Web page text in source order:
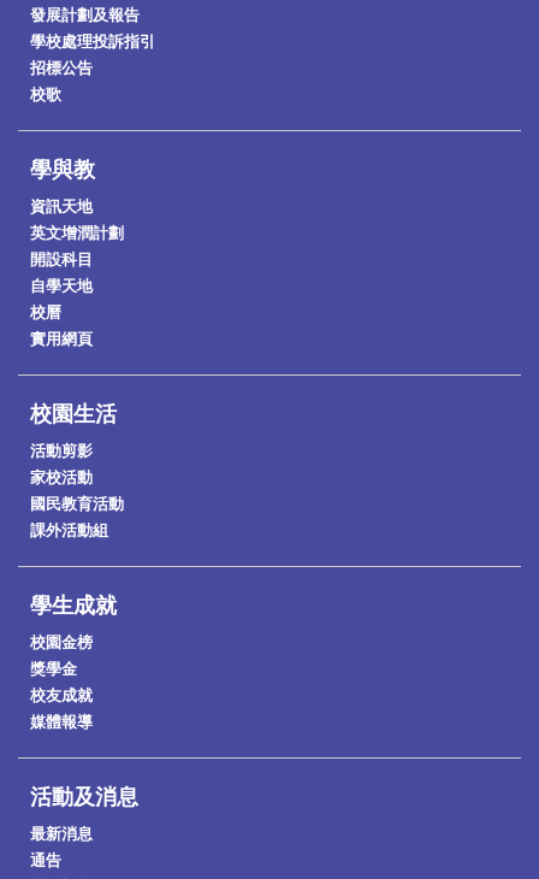
發展計劃及報告
學校處理投訴指引
招標公告
校歌
學與教
資訊天地
英文增潤計劃
開設科目
自學天地
校曆
實用網頁
校園生活
活動剪影
家校活動
國民教育活動
課外活動組
學生成就
校園金榜
獎學金
校友成就
媒體報導
活動及消息
最新消息
通告